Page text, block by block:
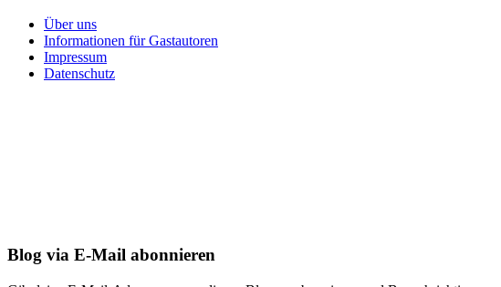
Über uns
Informationen für Gastautoren
Impressum
Datenschutz
Blog via E-Mail abonnieren